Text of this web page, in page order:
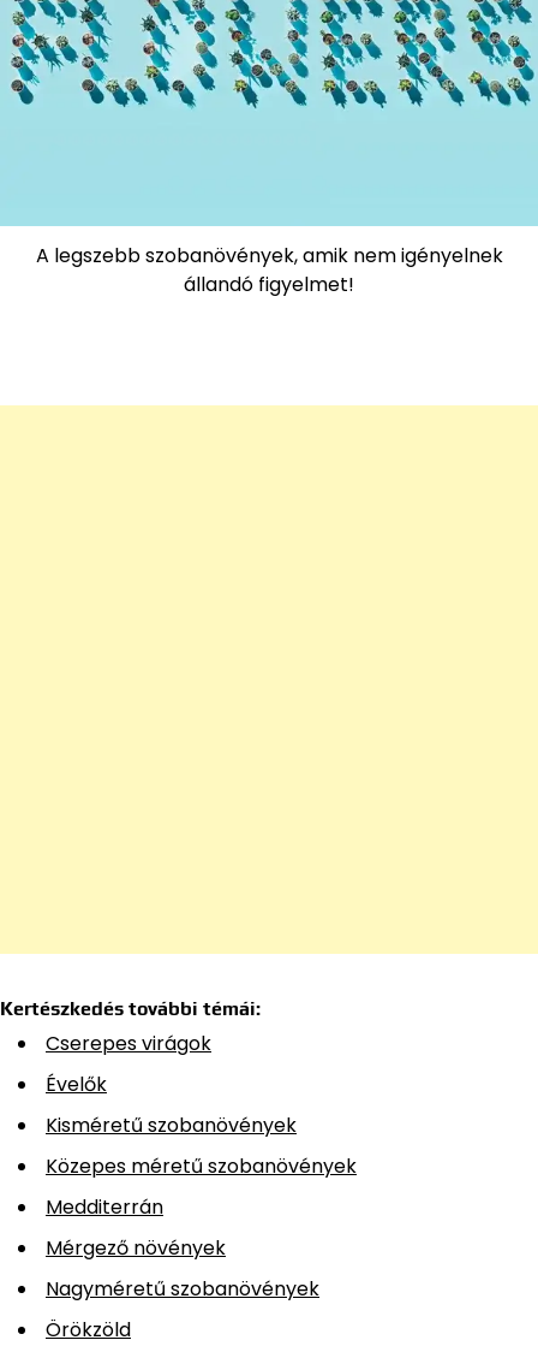
A legszebb szobanövények, amik nem igényelnek
állandó figyelmet!
Kertészkedés további témái:
Cserepes virágok
Évelők
Kisméretű szobanövények
Közepes méretű szobanövények
Medditerrán
Mérgező növények
Nagyméretű szobanövények
Örökzöld